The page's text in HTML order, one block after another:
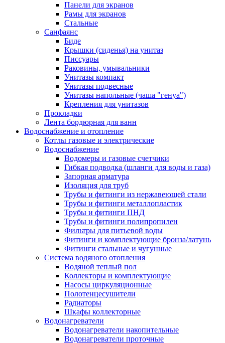
Панели для экранов
Рамы для экранов
Стальные
Санфаянс
Биде
Крышки (сиденья) на унитаз
Писсуары
Раковины, умывальники
Унитазы компакт
Унитазы подвесные
Унитазы напольные (чаша "генуа")
Крепления для унитазов
Прокладки
Лента бордюрная для ванн
Водоснабжение и отопление
Котлы газовые и электрические
Водоснабжение
Водомеры и газовые счетчики
Гибкая подводка (шланги для воды и газа)
Запорная арматура
Изоляция для труб
Трубы и фитинги из нержавеющей стали
Трубы и фитинги металлопластик
Трубы и фитинги ПНД
Трубы и фитинги полипропилен
Фильтры для питьевой воды
Фитинги и комплектующие бронза/латунь
Фитинги стальные и чугунные
Система водяного отопления
Водяной теплый пол
Коллекторы и комплектующие
Насосы циркуляционные
Полотенцесушители
Радиаторы
Шкафы коллекторные
Водонагреватели
Водонагреватели накопительные
Водонагреватели проточные